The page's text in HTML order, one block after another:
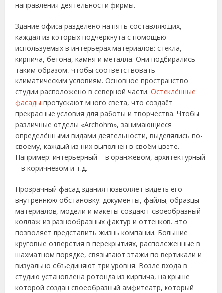
направления деятельности фирмы.
Здание офиса разделено на пять составляющих,
каждая из которых подчёркнута с помощью
используемых в интерьерах материалов: стекла,
кирпича, бетона, камня и металла. Они подбирались
таким образом, чтобы соответствовать
климатическим условиям. Основное пространство
студии расположено в северной части.Остеклённые
фасады пропускают много света, что создаёт
прекрасные условия для работы и творчества. Чтобы
различные отделы «Archohm», занимающиеся
определёнными видами деятельности, выделялись по-
своему, каждый из них выполнен в своём цвете.
Например: интерьерный – в оранжевом, архитектурный
– в коричневом и т.д.
Прозрачный фасад здания позволяет видеть его
внутреннюю обстановку: документы, файлы, образцы
материалов, модели и макеты создают своеобразный
коллаж из разнообразных фактур и оттенков. Это
позволяет представить жизнь компании. Большие
круговые отверстия в перекрытиях, расположенные в
шахматном порядке, связывают этажи по вертикали и
визуально объединяют три уровня. Возле входа в
студию установлена ротонда из кирпича, на крыше
которой создан своеобразный амфитеатр, который